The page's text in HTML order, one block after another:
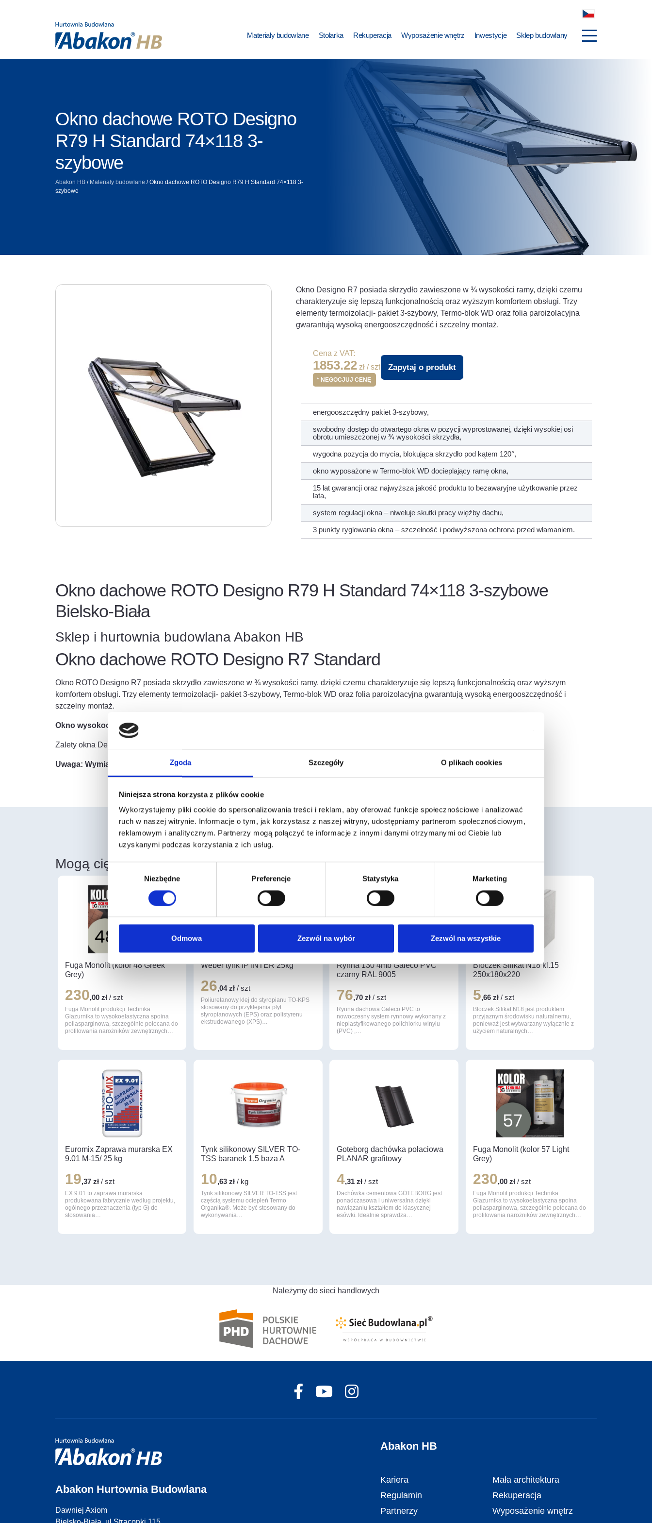
Zgoda Szczegóły O plikach cookies
Niniejsza strona korzysta z plików cookie
Wykorzystujemy pliki cookie do spersonalizowania treści i reklam, aby oferować funkcje społecznościowe i analizować
ruch w naszej witrynie. Informacje o tym, jak korzystasz z naszej witryny, udostępniamy partnerom społecznościowym,
reklamowym i analitycznym. Partnerzy mogą połączyć te informacje z innymi danymi otrzymanymi od Ciebie lub
uzyskanymi podczas korzystania z ich usług.
Wybór
Niezbędne Preferencje Statystyka Marketing
Odmowa Zezwól na wybór Zezwól na wszystkie
Materiały budowlane Stolarka Rekuperacja Wyposażenie wnętrz Inwestycje Sklep budowlany
Okno dachowe ROTO Designo
R79 H Standard 74×118 3-
szybowe
Abakon HB / Materiały budowlane / Okno dachowe ROTO Designo R79 H Standard 74×118 3-
szybowe
Okno Designo R7 posiada skrzydło zawieszone w ¾ wysokości ramy, dzięki czemu
charakteryzuje się lepszą funkcjonalnością oraz wyższym komfortem obsługi. Trzy
elementy termoizolacji- pakiet 3-szybowy, Termo-blok WD oraz folia paroizolacyjna
gwarantują wysoką energooszczędność i szczelny montaż.
Cena z VAT:
1853.22 zł / szt
* NEGOCJUJ CENĘ
Zapytaj o produkt
energooszczędny pakiet 3-szybowy,
swobodny dostęp do otwartego okna w pozycji wyprostowanej, dzięki wysokiej osi
obrotu umieszczonej w ¾ wysokości skrzydła,
wygodna pozycja do mycia, blokująca skrzydło pod kątem 120°,
okno wyposażone w Termo-blok WD docieplający ramę okna,
15 lat gwarancji oraz najwyższa jakość produktu to bezawaryjne użytkowanie przez
lata,
system regulacji okna – niweluje skutki pracy więźby dachu,
3 punkty ryglowania okna – szczelność i podwyższona ochrona przed włamaniem.
Okno dachowe ROTO Designo R79 H Standard 74×118 3-szybowe
Bielsko-Biała
Sklep i hurtownia budowlana Abakon HB
Okno dachowe ROTO Designo R7 Standard
Okno ROTO Designo R7 posiada skrzydło zawieszone w ¾ wysokości ramy, dzięki czemu charakteryzuje się lepszą funkcjonalnością oraz wyższym
komfortem obsługi. Trzy elementy termoizolacji- pakiet 3-szybowy, Termo-blok WD oraz folia paroizolacyjna gwarantują wysoką energooszczędność i
szczelny montaż.
Okno wysokoosiowe Designo R7. Zakres stosowania: kąt nachylenia dachu 20-65°
Zalety okna Designo R7:
Uwaga: Wymiar z termo-blokiem WD jest większy o 6 cm. Należy to uwzględnić przy projektowaniu więźby dachowej.
Mogą cię również zainteresować
Fuga Monolit (kolor 48 Greek
Grey)
230,00 zł / szt
Fuga Monolit produkcji Technika
Glazurnika to wysokoelastyczna spoina
poliasparginowa, szczególnie polecana do
profilowania narożników zewnętrznych…
Weber tynk IP INTER 25kg
26,04 zł / szt
Poliuretanowy klej do styropianu TO-KPS
stosowany do przyklejania płyt
styropianowych (EPS) oraz polistyrenu
ekstrudowanego (XPS)…
Rynna 130 4mb Galeco PVC
czarny RAL 9005
76,70 zł / szt
Rynna dachowa Galeco PVC to
nowoczesny system rynnowy wykonany z
nieplastyfikowanego polichlorku winylu
(PVC) ,…
Bloczek Silikat N18 kl.15
250x180x220
5,66 zł/ szt
Bloczek Silikat N18 jest produktem
przyjaznym środowisku naturalnemu,
ponieważ jest wytwarzany wyłącznie z
użyciem naturalnych…
Euromix Zaprawa murarska EX
9.01 M-15/ 25 kg
19,37 zł / szt
EX 9.01 to zaprawa murarska
produkowana fabrycznie według projektu,
ogólnego przeznaczenia (typ G) do
stosowania…
Tynk silikonowy SILVER TO-
TSS baranek 1,5 baza A
10,63 zł / kg
Tynk silikonowy SILVER TO-TSS jest
częścią systemu ociepleń Termo
Organika®. Może być stosowany do
wykonywania…
Goteborg dachówka połaciowa
PLANAR grafitowy
4,31 zł / szt
Dachówka cementowa GÖTEBORG jest
ponadczasowa i uniwersalna dzięki
nawiązaniu kształtem do klasycznej
esówki. Idealnie sprawdza…
Fuga Monolit (kolor 57 Light
Grey)
230,00 zł/ szt
Fuga Monolit produkcji Technika
Glazurnika to wysokoelastyczna spoina
poliasparginowa, szczególnie polecana do
profilowania narożników zewnętrznych…
Należymy do sieci handlowych
Abakon Hurtownia Budowlana
Dawniej Axiom
Abakon HB
Kariera
Regulamin
Partnerzy
Mała architektura
Rekuperacja
Wyposażenie wnętrz